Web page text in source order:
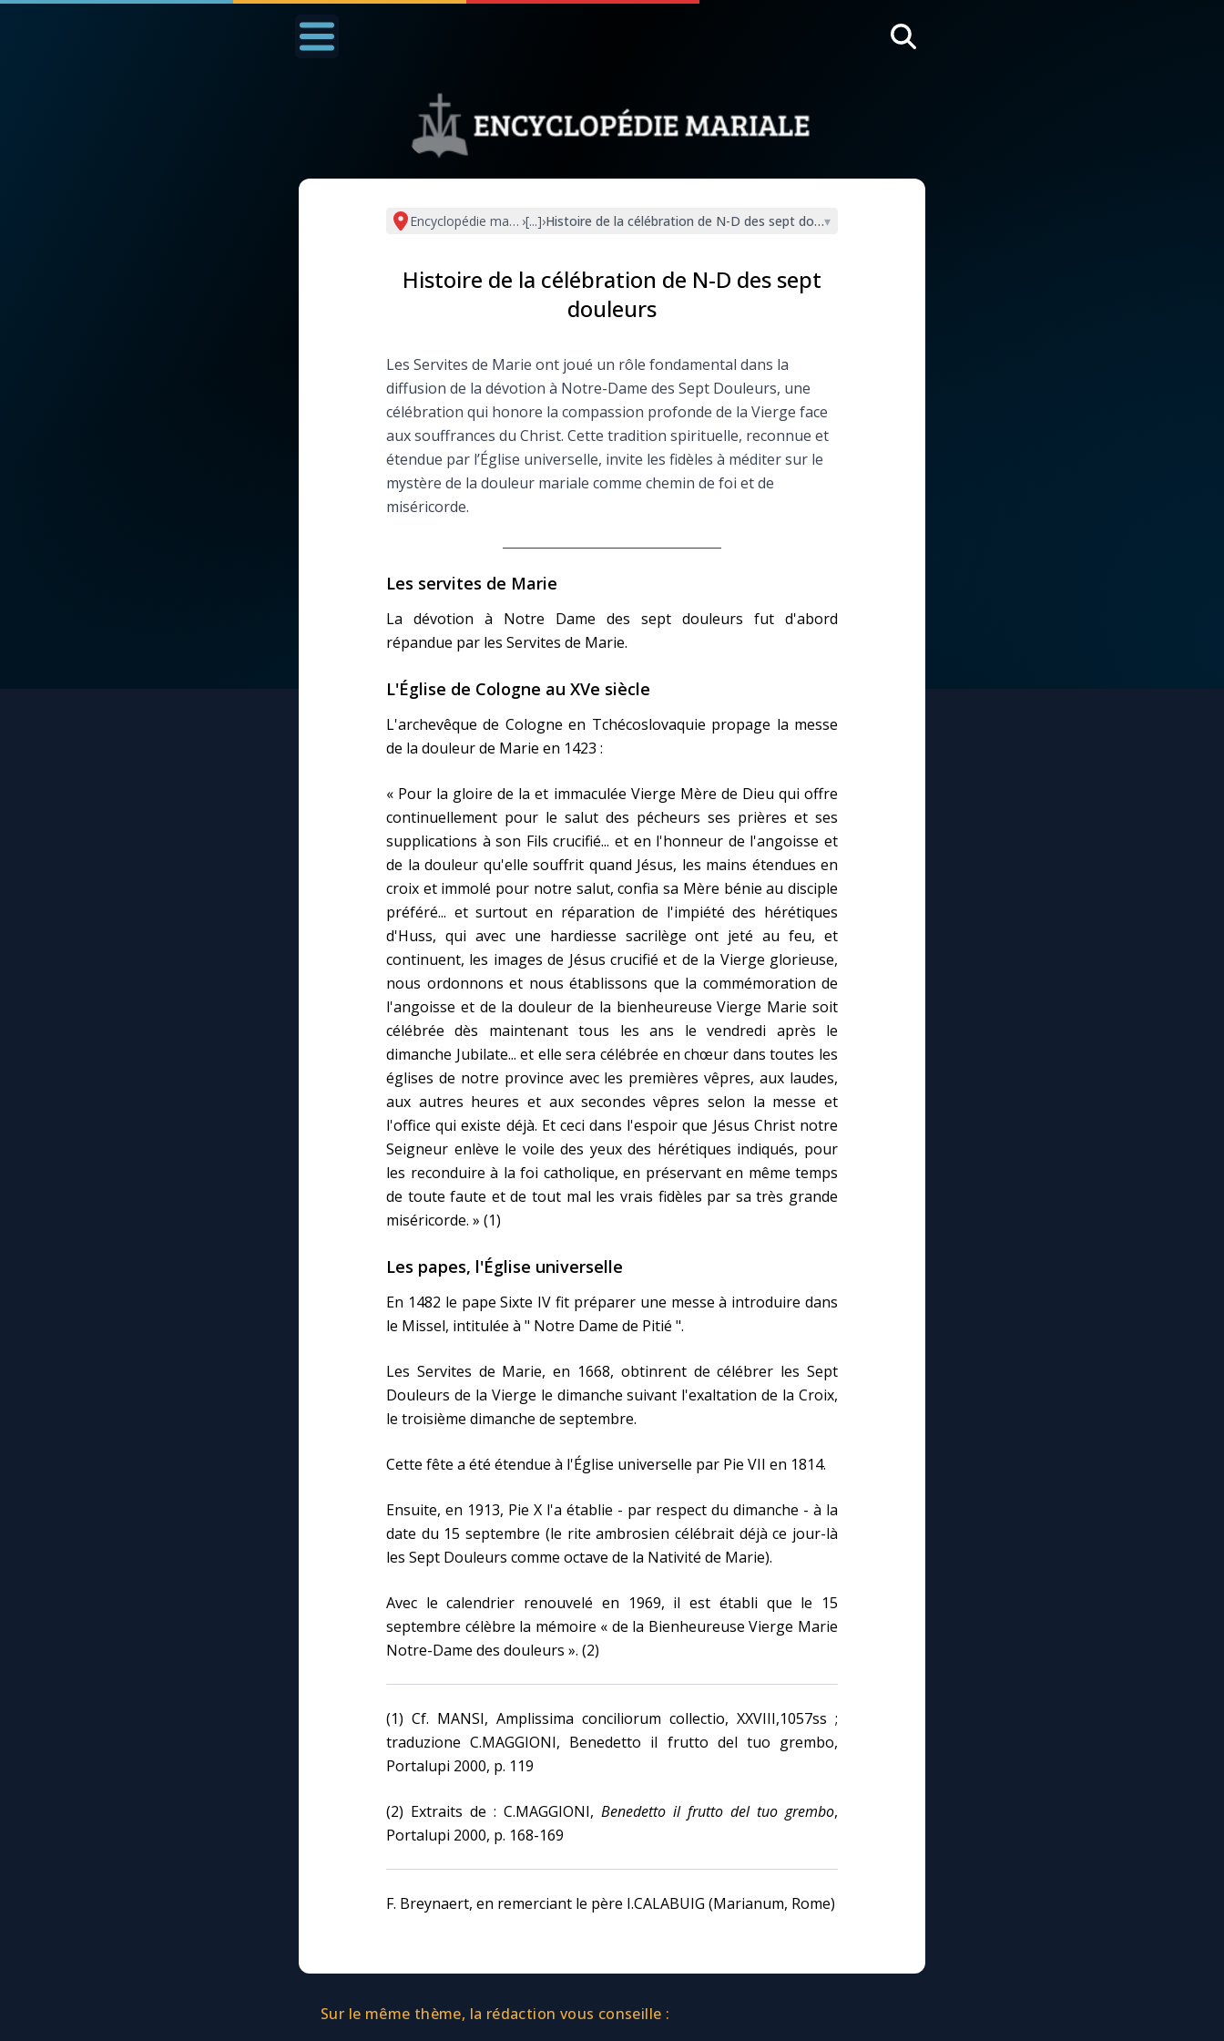
Nous soutenir À propos Facebook Infos légales
Prier au quotidien
Les premiers samedis
Marie qui défait les
Me consacrer à Jésus
Mes intentions de
◼︎À la une
Chapelet pour le monde
Contact
Faire un don
Marie de Nazareth
Encyclopédie mariale
›[...]›Histoire de la célébration de N-D des sept douleurs
▾
Histoire de la célébration de N-D des sept
douleurs
Les Servites de Marie ont joué un rôle fondamental dans la
diffusion de la dévotion à Notre-Dame des Sept Douleurs, une
célébration qui honore la compassion profonde de la Vierge face
aux souffrances du Christ. Cette tradition spirituelle, reconnue et
étendue par l’Église universelle, invite les fidèles à méditer sur le
mystère de la douleur mariale comme chemin de foi et de
miséricorde.
Les servites de Marie
La dévotion à Notre Dame des sept douleurs fut d'abord
répandue par les Servites de Marie.
L'Église de Cologne au XVe siècle
L'archevêque de Cologne en Tchécoslovaquie propage la messe
de la douleur de Marie en 1423 :
« Pour la gloire de la et immaculée Vierge Mère de Dieu qui offre
continuellement pour le salut des pécheurs ses prières et ses
supplications à son Fils crucifié... et en l'honneur de l'angoisse et
de la douleur qu'elle souffrit quand Jésus, les mains étendues en
croix et immolé pour notre salut, confia sa Mère bénie au disciple
préféré... et surtout en réparation de l'impiété des hérétiques
d'Huss, qui avec une hardiesse sacrilège ont jeté au feu, et
continuent, les images de Jésus crucifié et de la Vierge glorieuse,
nous ordonnons et nous établissons que la commémoration de
l'angoisse et de la douleur de la bienheureuse Vierge Marie soit
célébrée dès maintenant tous les ans le vendredi après le
dimanche Jubilate... et elle sera célébrée en chœur dans toutes les
églises de notre province avec les premières vêpres, aux laudes,
aux autres heures et aux secondes vêpres selon la messe et
l'office qui existe déjà. Et ceci dans l'espoir que Jésus Christ notre
Seigneur enlève le voile des yeux des hérétiques indiqués, pour
les reconduire à la foi catholique, en préservant en même temps
de toute faute et de tout mal les vrais fidèles par sa très grande
miséricorde. » (1)
Les papes, l'Église universelle
En 1482 le pape Sixte IV fit préparer une messe à introduire dans
le Missel, intitulée à " Notre Dame de Pitié ".
Les Servites de Marie, en 1668, obtinrent de célébrer les Sept
Douleurs de la Vierge le dimanche suivant l'exaltation de la Croix,
le troisième dimanche de septembre.
Cette fête a été étendue à l'Église universelle par Pie VII en 1814.
Ensuite, en 1913, Pie X l'a établie - par respect du dimanche - à la
date du 15 septembre (le rite ambrosien célébrait déjà ce jour-là
les Sept Douleurs comme octave de la Nativité de Marie).
Avec le calendrier renouvelé en 1969, il est établi que le 15
septembre célèbre la mémoire « de la Bienheureuse Vierge Marie
Notre-Dame des douleurs ». (2)
(1) Cf. MANSI, Amplissima conciliorum collectio, XXVIII,1057ss ;
traduzione C.MAGGIONI, Benedetto il frutto del tuo grembo,
Portalupi 2000, p. 119
(2) Extraits de : C.MAGGIONI, Benedetto il frutto del tuo grembo,
Portalupi 2000, p. 168-169
F. Breynaert, en remerciant le père I.CALABUIG (Marianum, Rome)
Sur le même thème, la rédaction vous conseille :